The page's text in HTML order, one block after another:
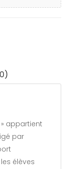
appartient
par
élèves